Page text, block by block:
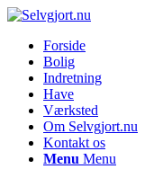
Forside
Bolig
Indretning
Have
Værksted
Om Selvgjort.nu
Kontakt os
Menu Menu